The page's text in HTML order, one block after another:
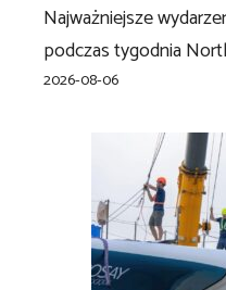
Najważniejsze
podczas tygodnia
2026-08-06